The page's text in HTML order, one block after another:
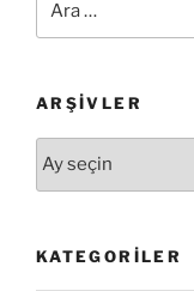
ARŞIVLER
KATEGORILER